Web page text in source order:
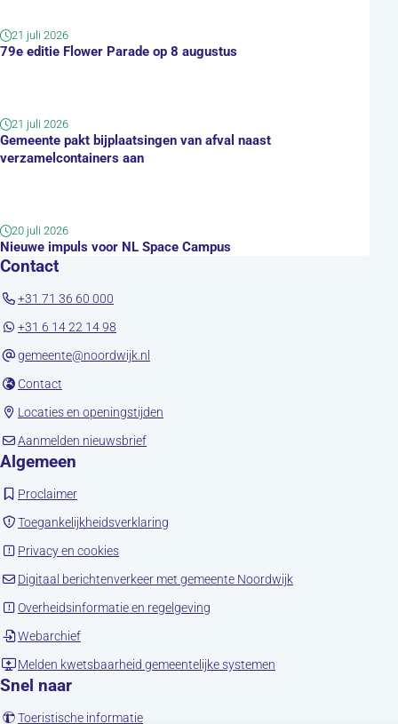
79e editie Flower Parade op 8 augustus
21 juli 2026
Gemeente pakt bijplaatsingen van afval naast
verzamelcontainers aan
21 juli 2026
Nieuwe impuls voor NL Space Campus
20 juli 2026
Contact
+31 71 36 60 000
+31 6 14 22 14 98
gemeente@noordwijk.nl
Contact
Locaties en openingstijden
Aanmelden nieuwsbrief(opent in nieuw tabblad)
Algemeen
Proclaimer(opent in nieuw tabblad)
Toegankelijkheidsverklaring
Privacy en cookies(opent in nieuw tabblad)
Digitaal berichtenverkeer met gemeente Noordwijk(opent in nieuw
Overheidsinformatie en regelgeving
Webarchief(opent in nieuw tabblad)
Melden kwetsbaarheid gemeentelijke systemen
Snel naar
Toeristische informatie(opent in nieuw tabblad)